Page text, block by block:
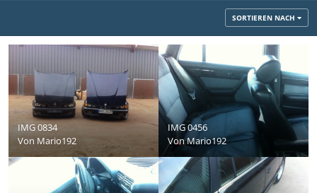
SORTIEREN NACH
IMG 0834
Von Mario192
IMG 0456
VonMario192